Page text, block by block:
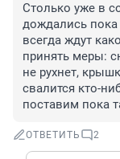
Столько уже в
дождались пока
всегда ждут
принять меры:
не рухнет,
свалится кто-
поставим пока
ОТВЕТИТЬ 2